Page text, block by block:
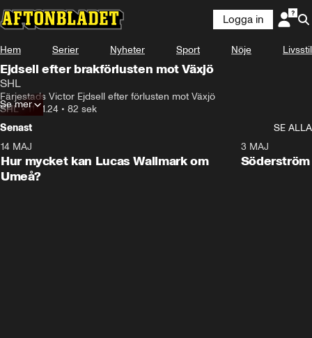
Logga in
Hem Serier Nyheter Sport Nöje Livsstil
Ejdsell efter brakförlusten mot Växjö
SHL
Färjestads Victor Ejdsell efter förlusten mot Växjö
SHL•11.01.24 • 82 sek
Se mer
Senast
SE ALLA
Plus
14 MAJ
Hur mycket kan Lucas Wallmark om
Umeå?
3 MAJ